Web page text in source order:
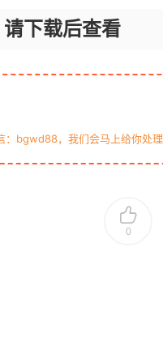
下载后查看
：bgwd88，我们会马上给你处理
0